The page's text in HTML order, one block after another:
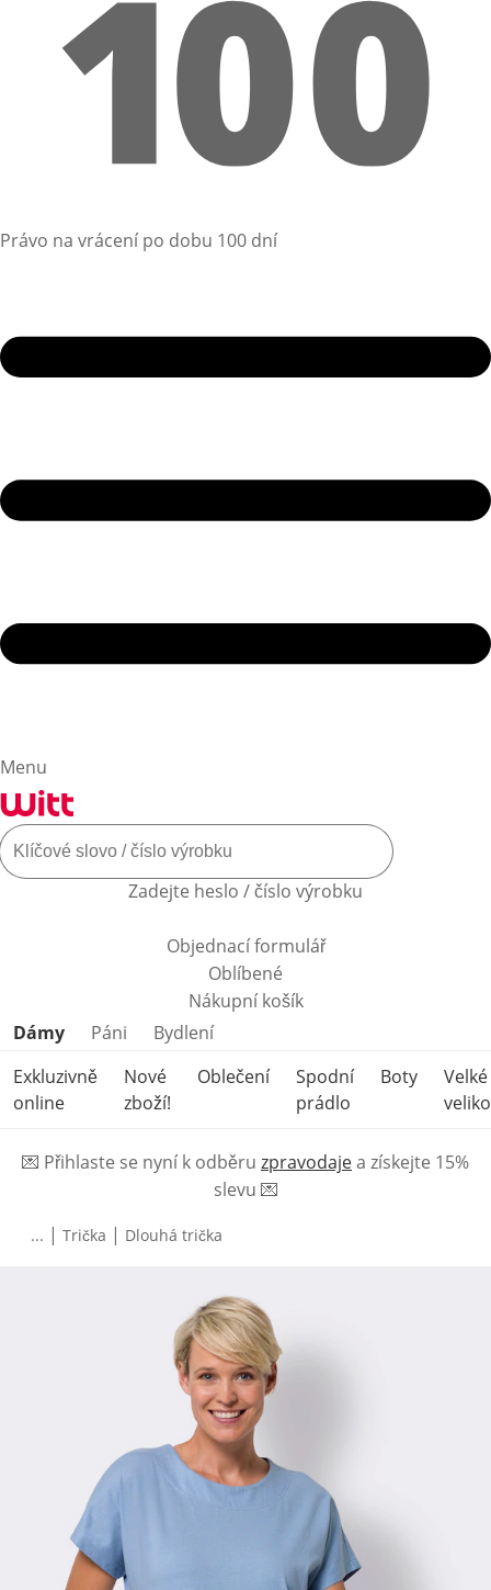
Právo na vrácení po dobu 100 dní
Menu
Zadejte heslo / číslo výrobku
Objednací formulář
Oblíbené
Nákupní košík
Přeskočit kategorie produktů
Dámy Páni
Bydlení
Exkluzivně
online
Nové
zboží!
Oblečení
Spodní
prádlo
Boty
Velké
💌 Přihlaste se nyní k odběru zpravodajea získejte 15%
slevu 💌
... | Trička | Dlouhá trička